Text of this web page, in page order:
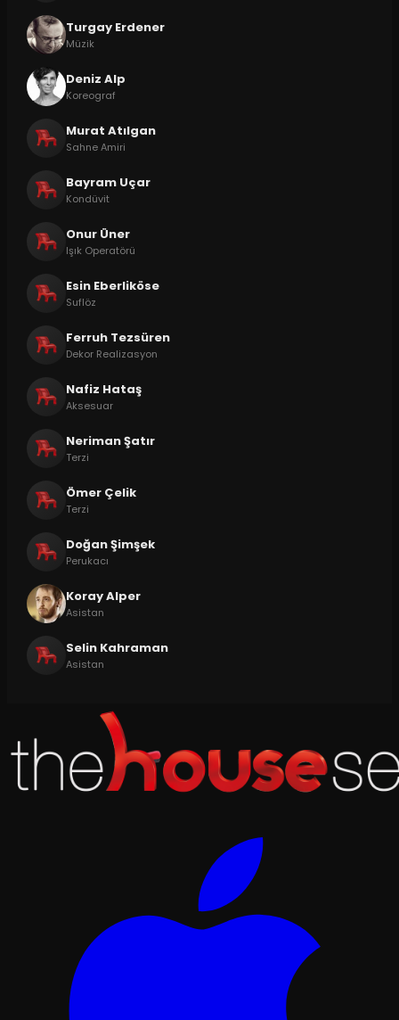
Turgay Erdener
Müzik
Deniz Alp
Koreograf
Murat Atılgan
Sahne Amiri
Bayram Uçar
Kondüvit
Onur Üner
Işık Operatörü
Esin Eberliköse
Suflöz
Ferruh Tezsüren
Dekor Realizasyon
Nafiz Hataş
Aksesuar
Neriman Şatır
Terzi
Ömer Çelik
Terzi
Doğan Şimşek
Perukacı
Koray Alper
Asistan
Selin Kahraman
Asistan